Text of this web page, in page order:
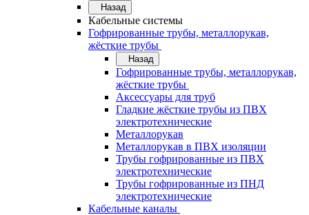
Назад
Кабельные системы
Гофрированные трубы, металлорукав,
жёсткие трубы
Назад
Гофрированные трубы, металлорукав,
жёсткие трубы
Аксессуары для труб
Гладкие жёсткие трубы из ПВХ
электротехнические
Металлорукав
Металлорукав в ПВХ изоляции
Трубы гофрированные из ПВХ
электротехнические
Трубы гофрированные из ПНД
электротехнические
Кабельные каналы